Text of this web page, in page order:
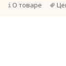
О товаре